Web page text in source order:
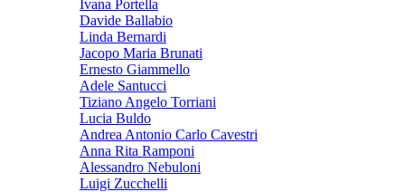
Ivana Portella
Davide Ballabio
Linda Bernardi
Jacopo Maria Brunati
Ernesto Giammello
Adele Santucci
Tiziano Angelo Torriani
Lucia Buldo
Andrea Antonio Carlo Cavestri
Anna Rita Ramponi
Alessandro Nebuloni
Luigi Zucchelli